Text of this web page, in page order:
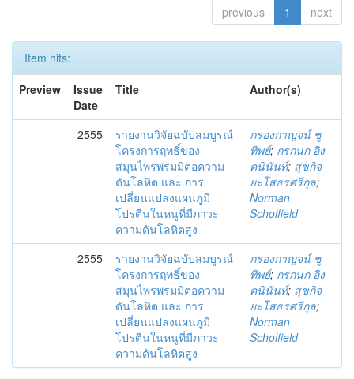
previous 1 next
Item hits:
Preview
Issue
Date
Title Author(s)
2555
รายงานวิจัยฉบับสมบูรณ์
โครงการฤทธิ์ของ
สมุนไพรพรมมิต่อความ
ดันโลหิต และ การ
เปลี่ยนแปลงแผนภูมิ
โปรตีนในหนูที่มีภาวะ
ความดันโลหิตสูง
กรองกาญจน์ ชู
ทิพย์; กรกนก อิง
คนินันท์; สุขกิจ
ยะโสธรศรีกุล;
Norman
Scholfield
2555
รายงานวิจัยฉบับสมบูรณ์
โครงการฤทธิ์ของ
สมุนไพรพรมมิต่อความ
ดันโลหิต และ การ
เปลี่ยนแปลงแผนภูมิ
โปรตีนในหนูที่มีภาวะ
ความดันโลหิตสูง
กรองกาญจน์ ชู
ทิพย์; กรกนก อิง
คนินันท์; สุขกิจ
ยะโสธรศรีกุล;
Norman
Scholfield